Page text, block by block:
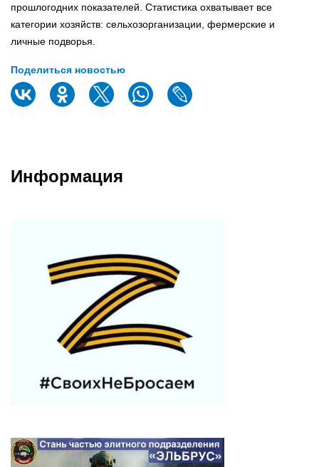
прошлогодних показателей. Статистика охватывает все
категории хозяйств: сельхозорганизации, фермерские и
личные подворья.
Поделиться новостью
Информация